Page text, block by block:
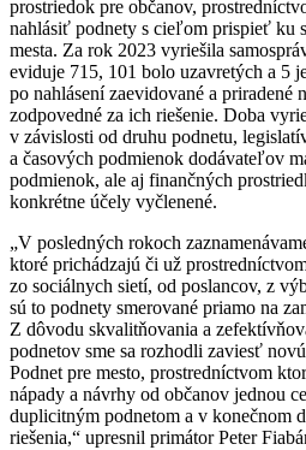
prostriedok pre občanov,
nahlásiť podnety s cieľom prispieť ku
mesta. Za rok 2023 vyriešila
eviduje 715, 101 bolo uzavretých a 5
po nahlásení zaevidované a priradené
zodpovedné za ich riešenie. Doba
v závislosti od druhu podnetu,
a časových podmienok dodávateľov
podmienok, ale aj finančných
konkrétne účely vyčlenené.
„V posledných rokoch
ktoré prichádzajú či už
zo sociálnych sietí, od poslancov, z
sú to podnety smerované priamo na
Z dôvodu skvalitňovania a
podnetov sme sa rozhodli zaviesť
Podnet pre mesto, prostredníctvom
nápady a návrhy od občanov jednou
duplicitným podnetom a v konečnom
riešenia,“ upresnil primátor Peter